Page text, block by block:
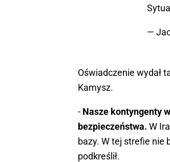
—
Oświadczenie wydał
Kamysz.
- Nasze kontyngenty
bezpieczeństwa. W
bazy. W tej strefie nie
podkreślił.